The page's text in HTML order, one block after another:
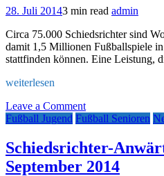
frei
28. Juli 20143 min read admin
Circa 75.000 Schiedsrichter sind
damit 1,5 Millionen Fußballspiele
stattfinden können. Eine Leistung,
weiterlesen
Leave a Commenton
Schiedsrichter/in
Fußball Jugend Fußball Senioren
Schiedsrichter-
September 2014